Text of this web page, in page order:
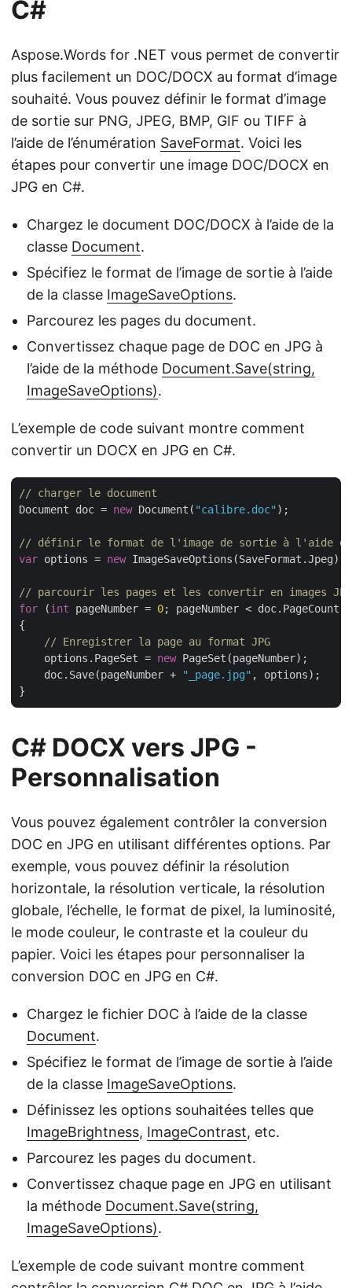
C#
Aspose.Words for .NET vous permet de convertir
plus facilement un DOC/DOCX au format d’image
souhaité. Vous pouvez définir le format d’image
de sortie sur PNG, JPEG, BMP, GIF ou TIFF à
l’aide de l’énumération SaveFormat. Voici les
étapes pour convertir une image DOC/DOCX en
JPG en C#.
Chargez le document DOC/DOCX à l’aide de la
classe Document.
Spécifiez le format de l’image de sortie à l’aide
de la classe ImageSaveOptions.
Parcourez les pages du document.
Convertissez chaque page de DOC en JPG à
l’aide de la méthode Document.Save(string,
ImageSaveOptions).
L’exemple de code suivant montre comment
convertir un DOCX en JPG en C#.
// charger le document
Document doc = new Document( "calibre.doc" );
// définir le format de l'image de sortie à l'aide de
var options = new ImageSaveOptions(SaveFormat.Jpeg);
// parcourir les pages et les convertir en images JPG
for (int pageNumber = 0; pageNumber < doc.PageCount;
{
// Enregistrer la page au format JPG
    options.PageSet =
new PageSet(pageNumber);
    doc.Save(pageNumber +
"_page.jpg" , options);
C# DOCX vers JPG -
Personnalisation
Vous pouvez également contrôler la conversion
DOC en JPG en utilisant différentes options. Par
exemple, vous pouvez définir la résolution
horizontale, la résolution verticale, la résolution
globale, l’échelle, le format de pixel, la luminosité,
le mode couleur, le contraste et la couleur du
papier. Voici les étapes pour personnaliser la
conversion DOC en JPG en C#.
Chargez le fichier DOC à l’aide de la classe
Document.
Spécifiez le format de l’image de sortie à l’aide
de la classe ImageSaveOptions.
Définissez les options souhaitées telles que
ImageBrightness, ImageContrast, etc.
Parcourez les pages du document.
Convertissez chaque page en JPG en utilisant
la méthode Document.Save(string,
ImageSaveOptions).
L’exemple de code suivant montre comment